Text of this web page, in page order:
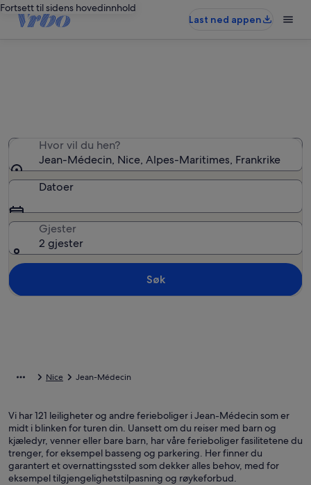
Fortsett til sidens hovedinnhold
Last ned appen
Hvor vil du hen?
Jean-Médecin, Nice, Alpes-Maritimes, Frankrike
Datoer
Gjester
2 gjester
Søk
Nice Jean-Médecin
Vi har 121 leiligheter og andre ferieboliger i Jean-Médecin som er
midt i blinken for turen din. Uansett om du reiser med barn og
kjæledyr, venner eller bare barn, har våre ferieboliger fasilitetene du
trenger, for eksempel basseng og parkering. Her finner du
garantert et overnattingssted som dekker alles behov, med for
eksempel tilgjengelighetstilpasning og røykeforbud.